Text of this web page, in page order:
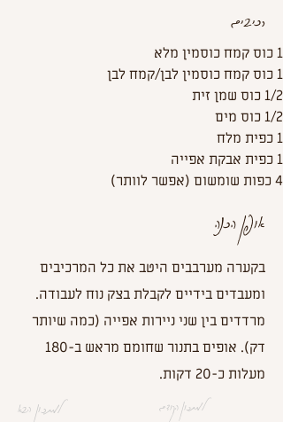
רכיבים
אופן הכנה
בקערה מערבבים היטב את כל המרכיבים
ומעבדים בידיים לקבלת בצק נוח לעבודה.
מרדדים בין שני ניירות אפייה (כמה שיותר
דק). אופים בתנור שחומם מראש ב-180
מעלות כ-20 דקות.
1 כוס קמח כוסמין מלא
1 כוס קמח כוסמין לבן/קמח לבן
1/2 כוס שמן זית
1/2 כוס מים
1 כפית מלח
1 כפית אבקת אפייה
4 כפות שומשום (אפשר לוותר)
למתכון הבא למתכון הקודם